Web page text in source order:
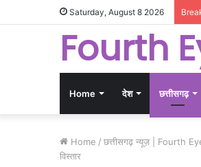
Saturday, August 8 2026
Fourth
Home देश छत्तीसगढ़
Home / छत्तीसगढ़ न्यूज़ | Fourth
विस्तार